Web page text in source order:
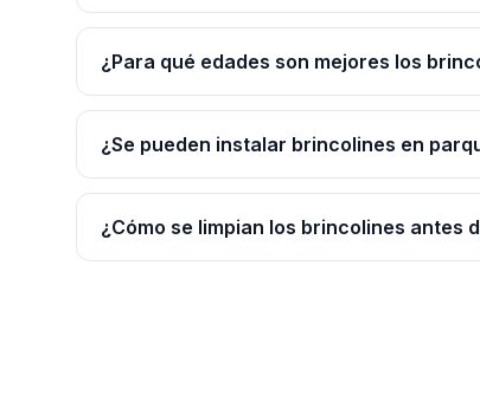
¿Para qué edades son mejores los
¿Se pueden instalar brincolines en
¿Cómo se limpian los brincolines antes